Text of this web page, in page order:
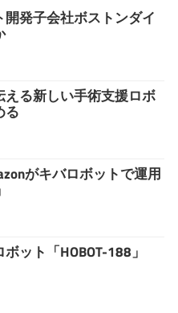
開発子会社ボストンダイ
る新しい手術支援ロボ
る
がキバロボットで運用
ット「HOBOT-188」